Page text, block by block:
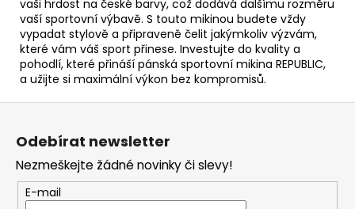
vaši hrdost na české barvy, což dodává dalšímu rozměru
vaší sportovní výbavě. S touto mikinou budete vždy
vypadat stylově a připraveně čelit jakýmkoliv výzvám,
které vám váš sport přinese. Investujte do kvality a
pohodlí, které přináší pánská sportovní mikina REPUBLIC,
a užijte si maximální výkon bez kompromisů.
Z
Odebírat newsletter
Nezmeškejte žádné novinky či slevy!
E-mail